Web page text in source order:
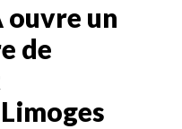
ouvre un
de